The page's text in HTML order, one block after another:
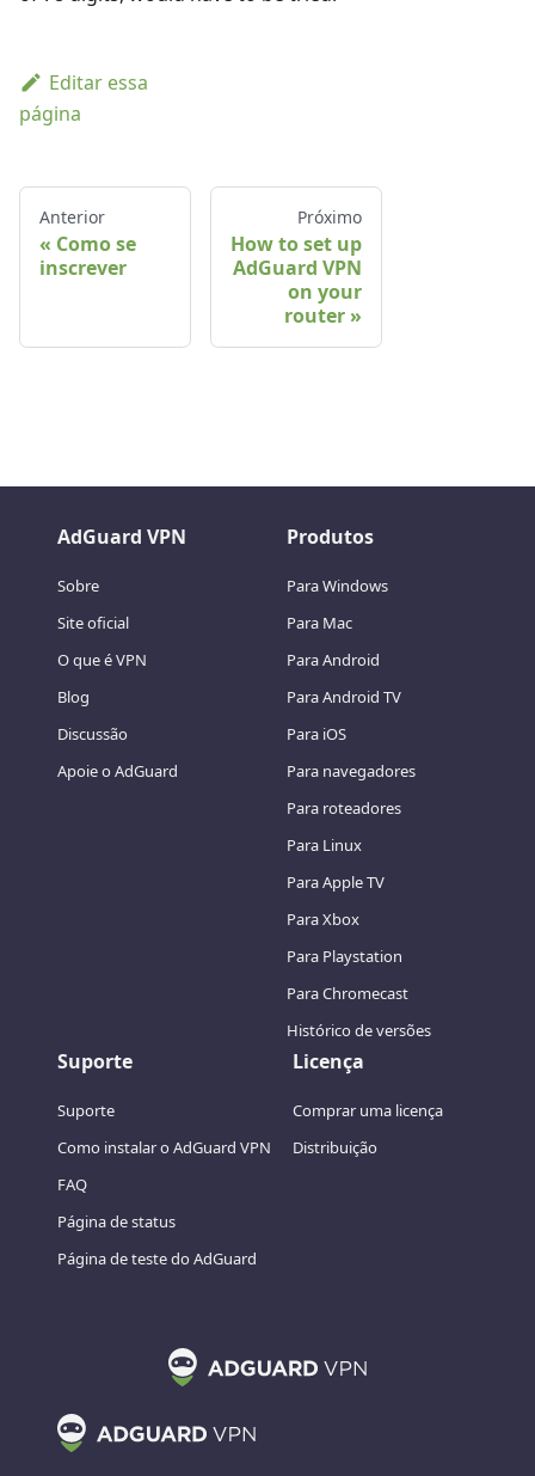
Editar essa
página
Anterior
Como se
inscrever
Próximo
How to set up
AdGuard VPN
on your
router
AdGuard VPN
Sobre
Site oficial
O que é VPN
Blog
Discussão
Apoie o AdGuard
Produtos
Para Windows
Para Mac
Para Android
Para Android TV
Para iOS
Para navegadores
Para roteadores
Para Linux
Para Apple TV
Para Xbox
Para Playstation
Para Chromecast
Histórico de versões
Suporte
Suporte
Como instalar o AdGuard VPN
FAQ
Página de status
Página de teste do AdGuard
Licença
Comprar uma licença
Distribuição